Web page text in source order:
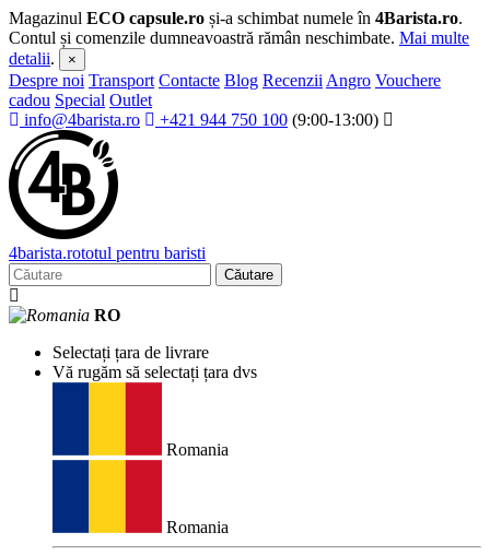
Magazinul ECO capsule.ro și-a schimbat numele în 4Barista.ro.
Contul și comenzile dumneavoastră rămân neschimbate. Mai multe
detalii. ×
Despre noi Transport Contacte Blog Recenzii Angro Vouchere
cadou Special Outlet
info@4barista.ro
+421 944 750 100 (9:00-13:00)
4barista.rototul pentru baristi
Căutare
RO
Selectați țara de livrare
Vă rugăm să selectați țara dvs
Romania
Romania